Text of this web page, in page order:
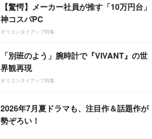
【驚愕】メーカー社員が推す「10万円台」
神コスパPC
オリコンタイアップ特集
「別班のよう」腕時計で『VIVANT』の世
界観再現
オリコンタイアップ特集
2026年7月夏ドラマも、注目作＆話題作が
勢ぞろい！